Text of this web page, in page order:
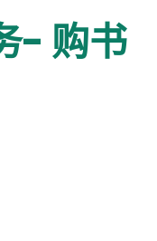
- 购书